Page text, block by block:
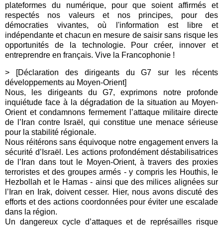
plateformes du numérique, pour que soient affirmés et
respectés nos valeurs et nos principes, pour des
démocraties vivantes, où l'information est libre et
indépendante et chacun en mesure de saisir sans risque les
opportunités de la technologie. Pour créer, innover et
entreprendre en français. Vive la Francophonie !
> [
Déclaration des dirigeants du G7 sur les récents
développements au Moyen-Orient]
Nous, les dirigeants du G7, exprimons notre profonde
inquiétude face à la dégradation de la situation au Moyen-
Orient et condamnons fermement l’attaque militaire directe
de l’Iran contre Israël, qui constitue une menace sérieuse
pour la stabilité régionale.
Nous réitérons sans équivoque notre engagement envers la
sécurité d’Israël. Les actions profondément déstabilisatrices
de l’Iran dans tout le Moyen-Orient, à travers des proxies
terroristes et des groupes armés - y compris les Houthis, le
Hezbollah et le Hamas - ainsi que des milices alignées sur
l’Iran en Irak, doivent cesser. Hier, nous avons discuté des
efforts et des actions coordonnées pour éviter une escalade
dans la région.
Un dangereux cycle d’attaques et de représailles risque